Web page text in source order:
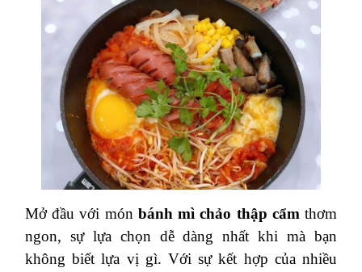
Mở đầu với mónbánh mì chảo thập cẩmthơm
ngon, sự lựa chọn dễ dàng nhất khi mà bạn
không biết lựa vị gì. Với sự kết hợp của nhiều